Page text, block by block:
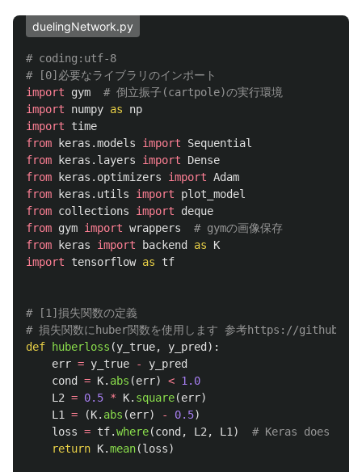
duelingNetwork.py
# coding:utf-8
import
gym
import
numpy as
np
import
time
from
keras.models import
Sequential
from
keras.layers import
Dense
from
keras.optimizers import Adam
from
keras.utils import
plot_model
from collections import
deque
from gym import wrappers
from
keras import backend as
K
import
tensorflow as tf
# [1]損失関数の定義
def huberloss (y_true, y_pred ):
err = y_true -
y_pred
cond
= K. abs (err) < 1.0
L2 = 0.5 * K. square(err)
L1 = (K. abs (err) - 0.5)
loss = tf.where(cond , L2, L1)
return K.mean(loss)